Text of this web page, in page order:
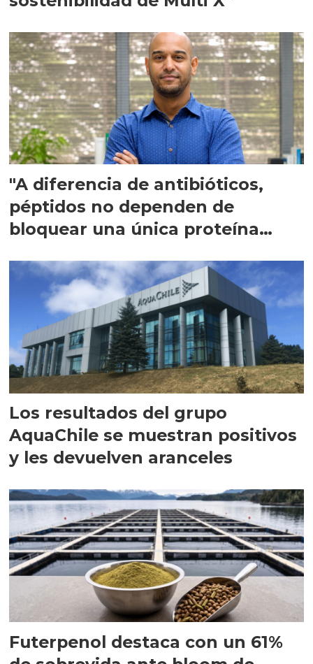
"A diferencia de antibióticos,
péptidos no dependen de
bloquear una única proteína
Los resultados del grupo
AquaChile se muestran positivos
y les devuelven aranceles
Futerpenol destaca con un 61%